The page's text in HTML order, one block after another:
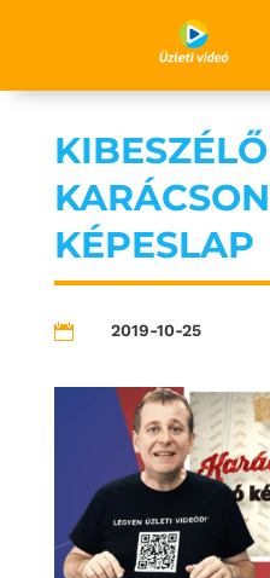
KÉPESLAP
 2019-10-25